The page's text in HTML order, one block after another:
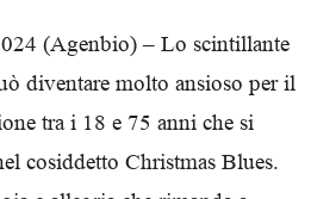
(Agenbio) – Lo scintillante
diventare molto ansioso per il
tra i 18 e 75 anni che si
cosiddetto Christmas Blues.